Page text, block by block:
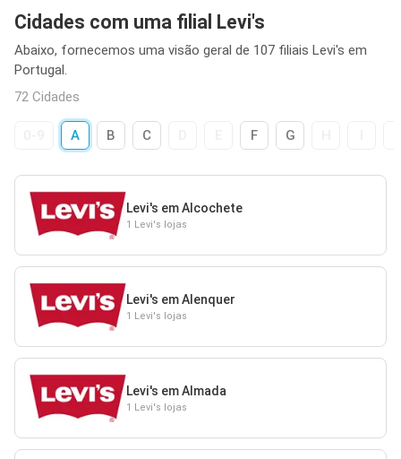
Cidades com uma filial Levi's
Abaixo, fornecemos uma visão geral de 107 filiais Levi's em
Portugal.
72 Cidades
A B C F G
Levi's em Alcochete
1 Levi's lojas
Levi's em Alenquer
1 Levi's lojas
Levi's em Almada
1 Levi's lojas